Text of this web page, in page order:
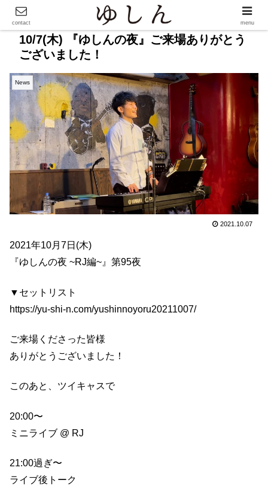
10/7(木) 『ゆしんの夜』ご来場ありがとう
ございました！
News
2021.10.07
2021年10月7日(木)
『ゆしんの夜 ~RJ編~』第95夜
▼セットリスト
https://yu-shi-n.com/yushinnoyoru20211007/
ご来場くださった皆様
ありがとうございました！
このあと、ツイキャスで
20:00〜
ミニライブ @ RJ
21:00過ぎ〜
ライブ後トーク
contact menu